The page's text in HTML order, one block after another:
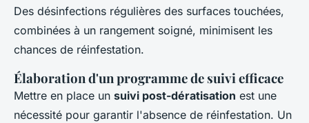
Des désinfections régulières des surfaces touchées,
combinées à un rangement soigné, minimisent les
chances de réinfestation.
Élaboration d'un programme de suivi efficace
Mettre en place un suivi post-dératisation est une
nécessité pour garantir l'absence de réinfestation. Un